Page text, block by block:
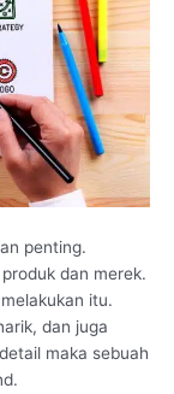
penting.
dan merek.
itu.
dan juga
maka sebuah